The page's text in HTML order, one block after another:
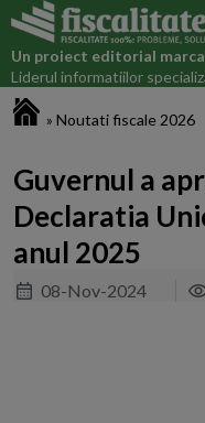
Un proiect editorial marca
Liderul informatiilor
» Noutati fiscale 2026
Guvernul a
Declaratia
anul 2025
08-Nov-2024